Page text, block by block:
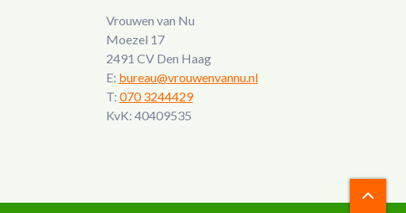
Vrouwen van Nu
Moezel 17
2491 CV Den Haag
E: bureau@vrouwenvannu.nl
T: 070 3244429
KvK: 40409535